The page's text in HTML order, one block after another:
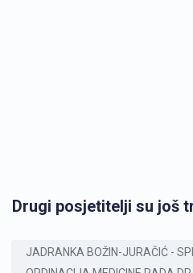
Drugi posjetitelji su još
JADRANKA BOŽIN-JURAČIĆ -